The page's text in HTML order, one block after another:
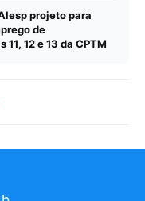
projeto para
de
12 e 13 da CPTM